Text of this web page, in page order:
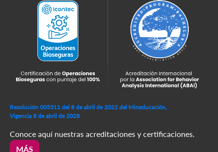
Resolución 005311 del 8 de abril de 2022 del Mineducación,
Vigencia 8 de abril de 2028
Conoce aquí nuestras acreditaciones y certificaciones.
MÁS